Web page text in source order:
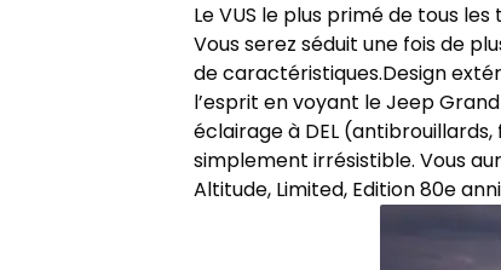
Le VUS le plus primé de tous
Vous serez séduit une fois de
de caractéristiques.Design
l’esprit en voyant le Jeep
éclairage à DEL
simplement irrésistible. Vous
Altitude, Limited, Edition 80e